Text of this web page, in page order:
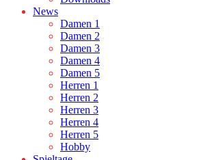
News
Damen 1
Damen 2
Damen 3
Damen 4
Damen 5
Herren 1
Herren 2
Herren 3
Herren 4
Herren 5
Hobby